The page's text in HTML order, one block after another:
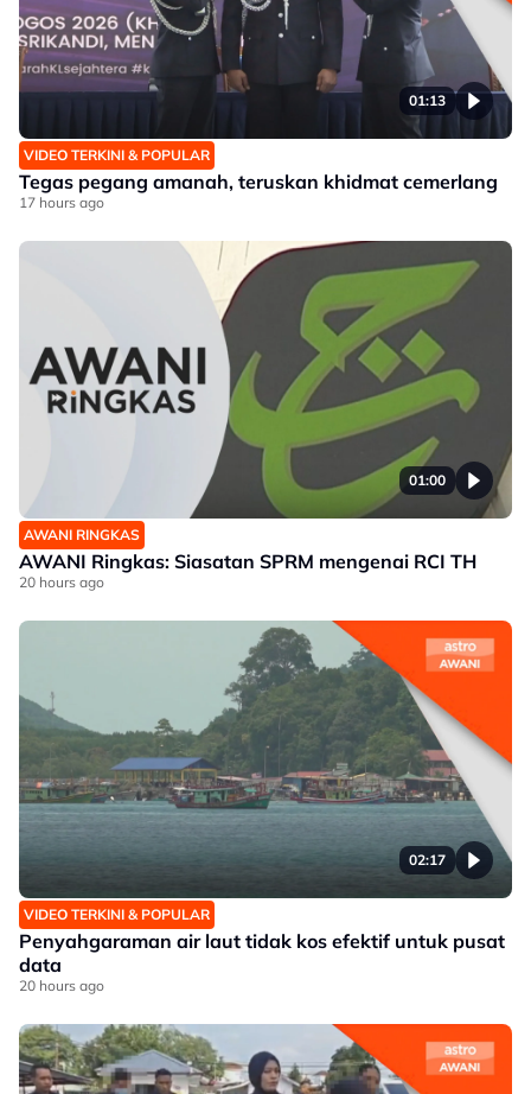
01:13
VIDEO TERKINI & POPULAR
Tegas pegang amanah, teruskan khidmat cemerlang
17 hours ago
01:00
AWANI RINGKAS
AWANI Ringkas: Siasatan SPRM mengenai RCI TH
20 hours ago
02:17
VIDEO TERKINI & POPULAR
Penyahgaraman air laut tidak kos efektif untuk pusat
data
20 hours ago